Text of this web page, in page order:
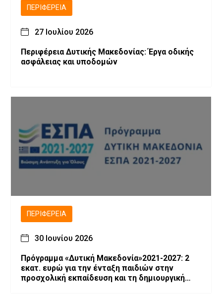
ΠΕΡΙΦΈΡΕΙΑ
27 Ιουλίου 2026
Περιφέρεια Δυτικής Μακεδονίας: Έργα οδικής
ασφάλειας και υποδομών
ΠΕΡΙΦΈΡΕΙΑ
30 Ιουνίου 2026
Πρόγραμμα «Δυτική Μακεδονία»2021-2027: 2
εκατ. ευρώ για την ένταξη παιδιών στην
προσχολική εκπαίδευση και τη δημιουργική